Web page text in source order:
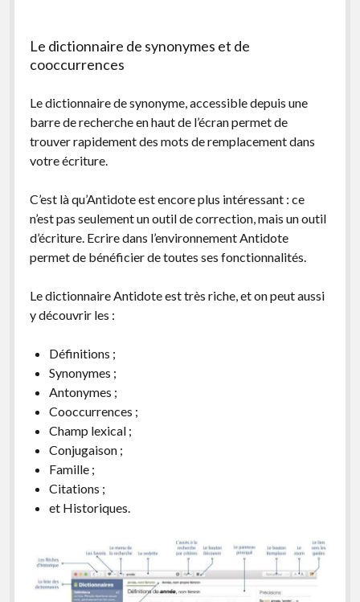
Le dictionnaire de synonymes et de
cooccurrences
Le dictionnaire de synonyme, accessible depuis une
barre de recherche en haut de l’écran permet de
trouver rapidement des mots de remplacement dans
votre écriture.
C’est là qu’Antidote est encore plus intéressant : ce
n’est pas seulement un outil de correction, mais un outil
d’écriture. Ecrire dans l’environnement Antidote
permet de bénéficier de toutes ses fonctionnalités.
Le dictionnaire Antidote est très riche, et on peut aussi
y découvrir les :
Définitions ;
Synonymes ;
Antonymes ;
Cooccurrences ;
Champ lexical ;
Conjugaison ;
Famille ;
Citations ;
et Historiques.